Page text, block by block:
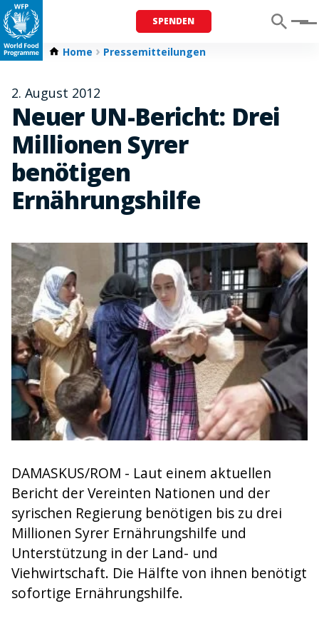
SPENDEN Menu
Home Pressemitteilungen
2. August 2012
Neuer UN-Bericht: Drei
Millionen Syrer
benötigen
Ernährungshilfe
DAMASKUS/ROM - Laut einem aktuellen
Bericht der Vereinten Nationen und der
syrischen Regierung benötigen bis zu drei
Millionen Syrer Ernährungshilfe und
Unterstützung in der Land- und
Viehwirtschaft. Die Hälfte von ihnen benötigt
sofortige Ernährungshilfe.